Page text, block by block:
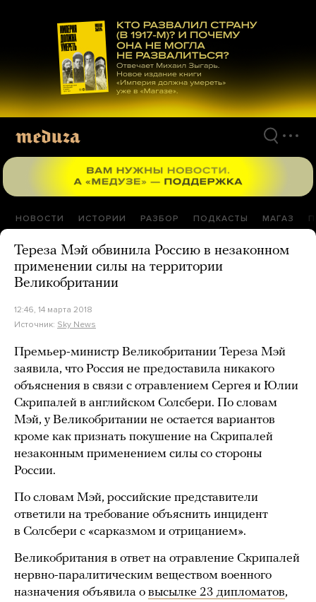
материалам
НОВОСТИ ИСТОРИИ РАЗБОР ПОДКАСТЫ МАГАЗ
Тереза Мэй обвинила Россию в незаконном
применении силы на территории
Великобритании
12:46, 14 марта 2018
Источник: Sky News
Премьер-министр Великобритании Тереза Мэй
заявила, что Россия не предоставила никакого
объяснения в связи с отравлением Сергея и Юлии
Скрипалей в английском Солсбери. По словам
Мэй, у Великобритании не остается вариантов
кроме как признать покушение на Скрипалей
незаконным применением силы со стороны
России.
По словам Мэй, российские представители
ответили на требование объяснить инцидент
в Солсбери с «сарказмом и отрицанием».
Великобритания в ответ на отравление Скрипалей
нервно-паралитическим веществом военного
назначения объявила о высылке 23 дипломатов,